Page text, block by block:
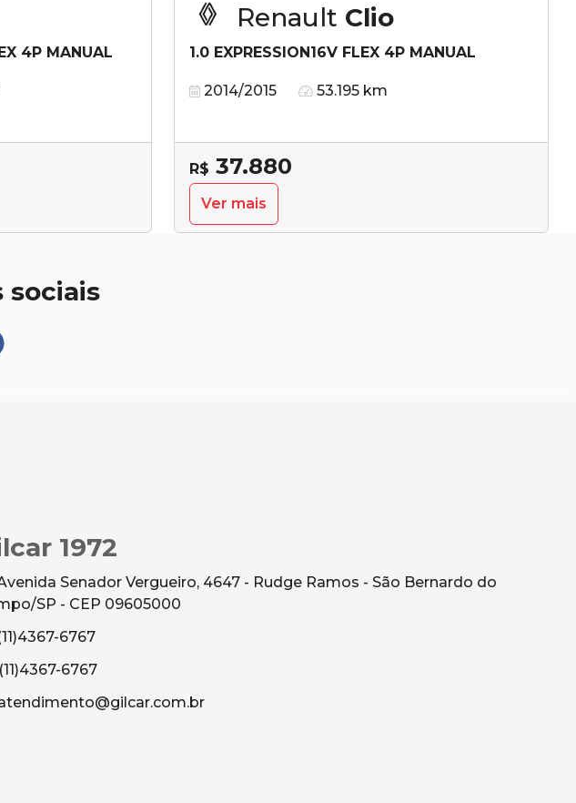
4P MANUAL
Renault Clio
1.0 EXPRESSION16V FLEX 4P MANUAL
2014/2015 53.195 km
R$ 37.880
Ver mais
sociais
1972
Senador Vergueiro, 4647 - Rudge Ramos - São Bernardo do
SP - CEP 09605000
6767
(11)4367-6767